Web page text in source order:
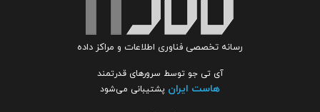
رسانه تخصصی فناوری اطلاعات و مراکز داده
آی تی جو توسط سرورهای قدرتمند
هاست ایران پشتیبانی می‌شود